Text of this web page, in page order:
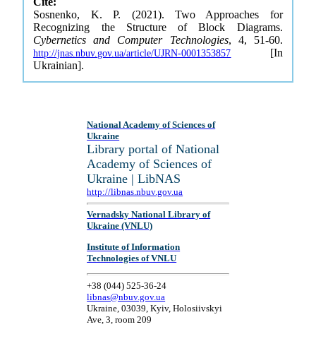
Sosnenko, K. P. (2021). Two Approaches for
Recognizing the Structure of Block Diagrams.
Cybernetics and Computer Technologies, 4, 51-60.
http://jnas.nbuv.gov.ua/article/UJRN-0001353857 [In
Ukrainian].
National Academy of Sciences of
Ukraine
Library portal of National
Academy of Sciences of
Ukraine | LibNAS
http://libnas.nbuv.gov.ua
Vernadsky National Library of
Ukraine (VNLU)
Institute of Information
Technologies of VNLU
+38 (044) 525-36-24
libnas@nbuv.gov.ua
Ukraine, 03039, Kyiv, Holosiivskyi
Ave, 3, room 209